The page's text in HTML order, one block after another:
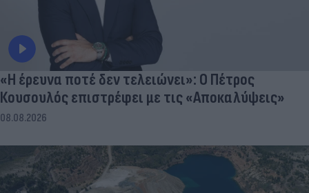
«Η έρευνα ποτέ δεν τελειώνει»: Ο Πέτρος
Κουσουλός επιστρέφει με τις «Αποκαλύψεις»
08.08.2026